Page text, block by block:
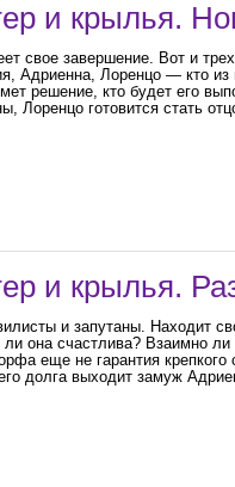
и крылья.
свое завершение. Вот и
Адриенна, Лоренцо — кто из
решение, кто будет его
Лоренцо готовится стать
и крылья.
и запутаны. Находит
она счастлива? Взаимно ли
еще не гарантия крепкого
долга выходит замуж